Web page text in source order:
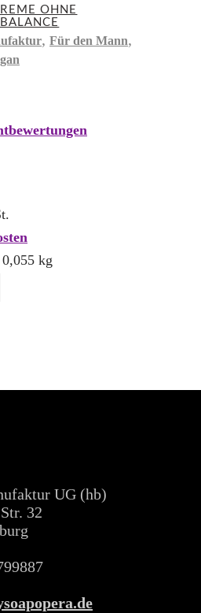
OHNE
, Für den Mann,
kg
UG (hb)
32